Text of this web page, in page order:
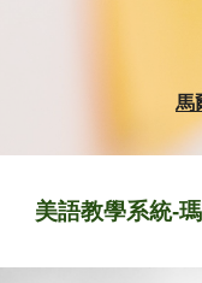
馬
美語教學系統-